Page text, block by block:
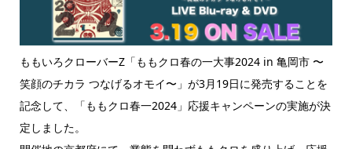
ももいろクローバーZ「ももクロ春の一大事2024 in 亀岡市 〜
笑顔のチカラ つなげるオモイ〜」が3月19日に発売することを
記念して、「ももクロ春一2024」応援キャンペーンの実施が決
定しました。